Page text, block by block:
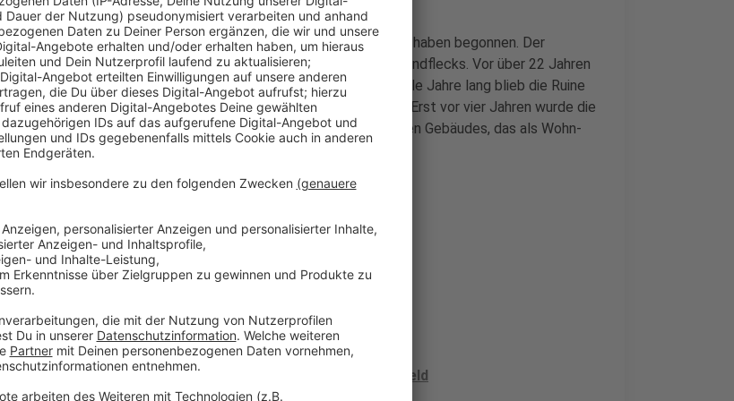
Die Arbeiten an der Baulücke in der Schlebuscher Fußgängerzone haben begonnen. Der
Baustart bedeutet ein Ende des sogenannten Schlebuscher Schandflecks. Vor über 22 Jahren
war an der Stelle die Gaststätte „Alt Schlebusch“ abgebrannt, viele Jahre lang blieb die Ruine
aber noch stehen. Erst 2019 begannen die ersten Abrissarbeiten. Erst vor vier Jahren wurde die
Ruine aber komplett abgerissen. Jetzt startet der Bau eines neuen Gebäudes, das als Wohn-
und Geschäftshaus genutzt werden soll.
Anzeige
Weitere Meldungen aus Leverkusen
Anzeige
Bürgerantrag fordert Stadtfest - Stadt Leverkusen reagiert
Betreuungsvereine in Leverkusen bekommen weiter Fördergeld